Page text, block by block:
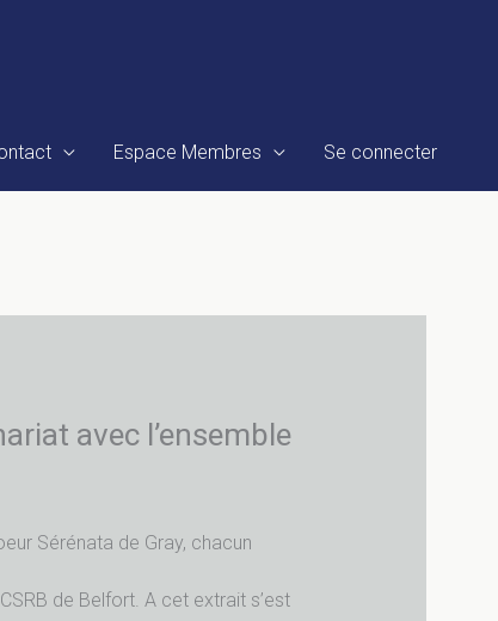
Espace Membres Se connecter
avec l’ensemble
Sérénata de Gray, chacun
de Belfort. A cet extrait s’est